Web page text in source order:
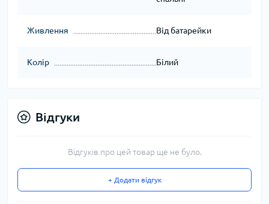
Живлення Від батарейки
Колір Білий
Відгуки
Відгуків про цей товар ще не було.
+ Додати відгук